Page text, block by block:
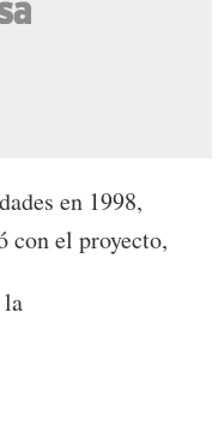
en 1998,
con el proyecto,
la